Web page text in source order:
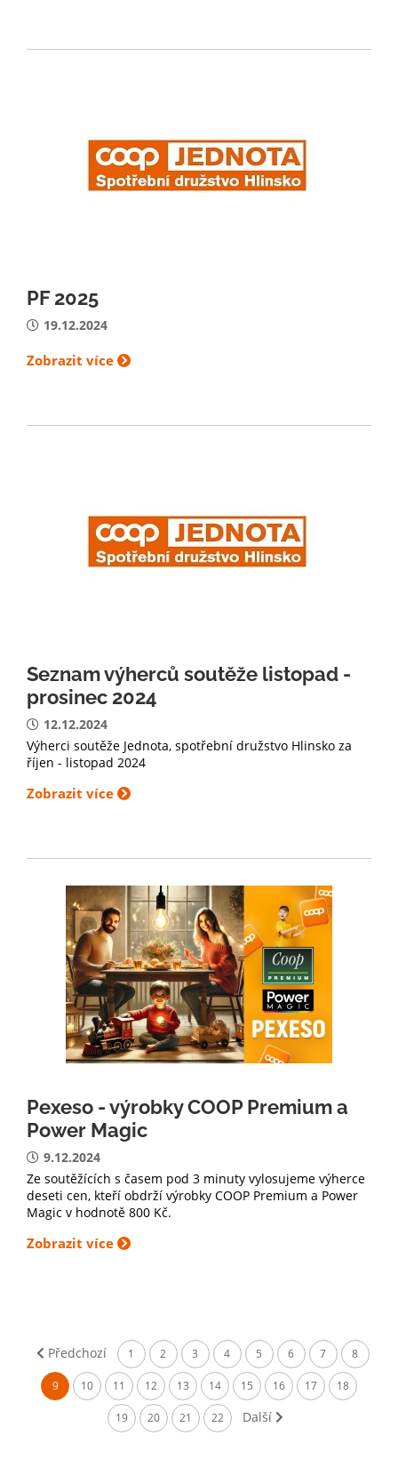
PF 2025
19.12.2024
Zobrazit více
Seznam výherců soutěže listopad -
prosinec 2024
12.12.2024
Výherci soutěže Jednota, spotřební družstvo Hlinsko za
říjen - listopad 2024
Zobrazit více
Pexeso - výrobky COOP Premium a
Power Magic
9.12.2024
Ze soutěžících s časem pod 3 minuty vylosujeme výherce
deseti cen, kteří obdrží výrobky COOP Premium a Power
Magic v hodnotě 800 Kč.
Zobrazit více
Předchozí 1 2 3 4 5 6 7 8
9 10 11 12 13 14 15 16 17 18
19 20 21 22 Další